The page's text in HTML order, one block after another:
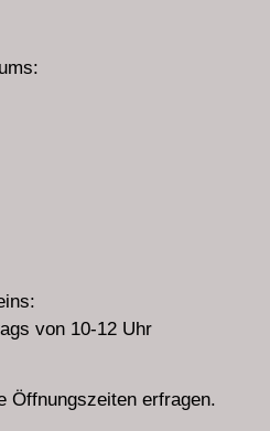
von 10-12 Uhr
Öffnungszeiten erfragen.